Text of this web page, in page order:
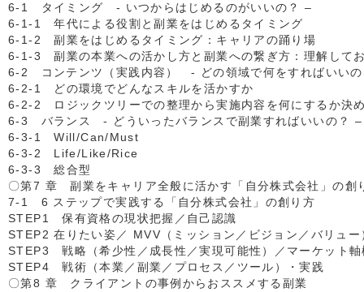
6-1 タイミング - いつからはじめるのがいいの？ –
6-1-1 年代による役割と副業をはじめるタイミング
6-1-2 副業をはじめるタイミング：キャリアの踊り場
6-1-3 副業の本業への活かし方と副業への繋ぎ方：理解して
6-2 コンテンツ（実践内容） - どの領域で何をすればいい
6-2-1 どの環境でどんなスキルを活かすか
6-2-2 ロジックツリーでの整理から実施内容を何にするか決
6-3 バランス - どういったバランスで副業すればいいの？ –
6-3-1 Will/Can/Must
6-3-2 Life/Like/Rice
6-3-3 総合型
〇第7 章 副業をキャリア全般に活かす「自分株式会社」の創
7-1 6 ステップで実践する「自分株式会社」の創り方
STEP1 保有資格の現状把握／自己認識
STEP2 在りたい姿／ MVV（ミッション／ビジョン／バリュー
STEP3 戦略（希少性／成長性／実現可能性）／マーケット軸
STEP4 戦術（本業／副業／プロセス／ツール）・実践
〇第8 章 クライアントの事例からおススメする副業